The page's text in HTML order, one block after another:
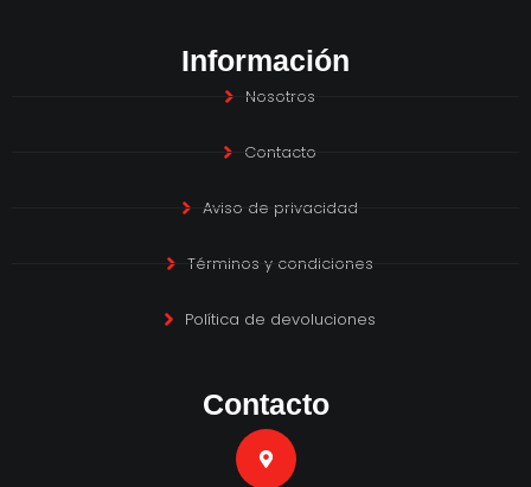
Información
Nosotros
Contacto
Aviso de privacidad
Términos y condiciones
Política de devoluciones
Contacto